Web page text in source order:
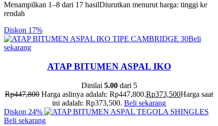
Menampilkan 1–8 dari 17 hasilDiurutkan menurut harga: tinggi ke
rendah
Diskon 17%
Beli
sekarang
ATAP BITUMEN ASPAL IKO
Dinilai 5.00dari 5
Rp447,800 Harga aslinya adalah: Rp447,800.Rp373,500Harga saat
ini adalah: Rp373,500. Beli sekarang
Diskon 24%
Beli sekarang